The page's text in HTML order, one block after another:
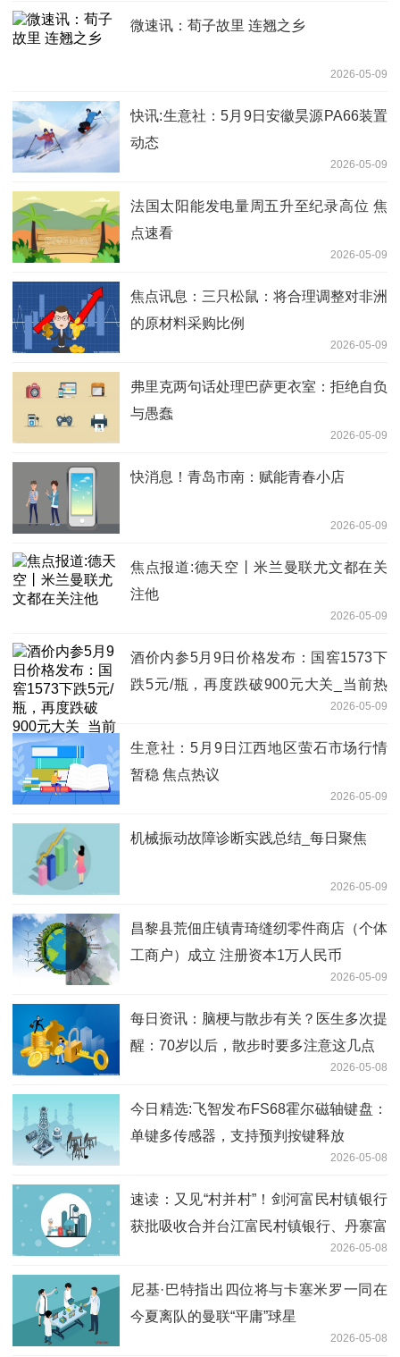
微速讯：荀子故里 连翘之乡
2026-05-09
快讯:生意社：5月9日安徽昊源PA66装置
动态
2026-05-09
法国太阳能发电量周五升至纪录高位 焦
点速看
2026-05-09
焦点讯息：三只松鼠：将合理调整对非洲
的原材料采购比例
2026-05-09
弗里克两句话处理巴萨更衣室：拒绝自负
与愚蠢
2026-05-09
快消息！青岛市南：赋能青春小店
2026-05-09
焦点报道:德天空丨米兰曼联尤文都在关
注他
2026-05-09
酒价内参5月9日价格发布：国窖1573下
跌5元/瓶，再度跌破900元大关_当前热
2026-05-09
生意社：5月9日江西地区萤石市场行情
暂稳 焦点热议
2026-05-09
机械振动故障诊断实践总结_每日聚焦
2026-05-09
昌黎县荒佃庄镇青琦缝纫零件商店（个体
工商户）成立 注册资本1万人民币
2026-05-09
每日资讯：脑梗与散步有关？医生多次提
醒：70岁以后，散步时要多注意这几点
2026-05-08
今日精选:飞智发布FS68霍尔磁轴键盘：
单键多传感器，支持预判按键释放
2026-05-08
速读：又见“村并村”！剑河富民村镇银行
获批吸收合并台江富民村镇银行、丹寨富
2026-05-08
尼基·巴特指出四位将与卡塞米罗一同在
今夏离队的曼联“平庸”球星
2026-05-08